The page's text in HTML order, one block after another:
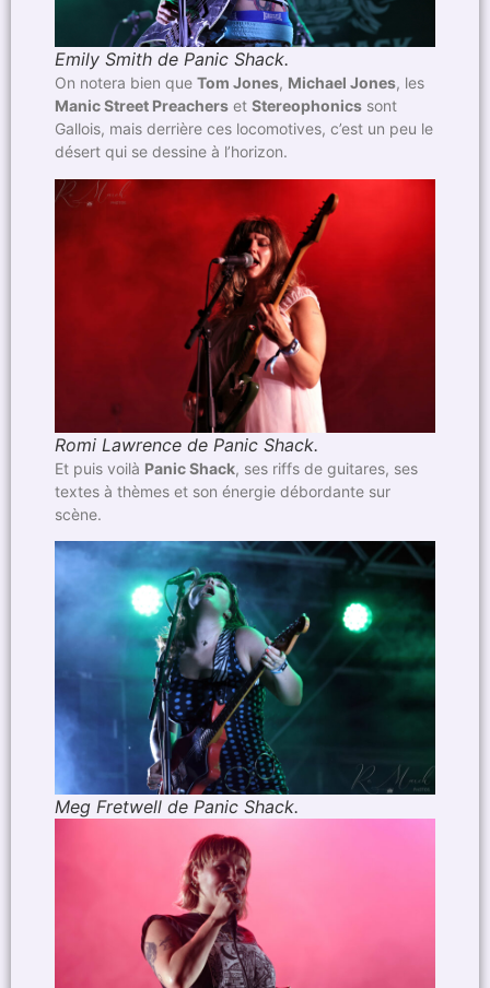
Emily Smith de Panic Shack.
On notera bien que Tom Jones, Michael Jones, les
Manic Street Preachers et Stereophonics sont
Gallois, mais derrière ces locomotives, c’est un peu le
désert qui se dessine à l’horizon.
Romi Lawrence de Panic Shack.
Et puis voilà Panic Shack, ses riffs de guitares, ses
textes à thèmes et son énergie débordante sur
scène.
Meg Fretwell de Panic Shack.